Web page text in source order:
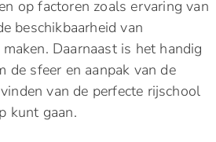
op factoren zoals ervaring van
beschikbaarheid van
Daarnaast is het handig
de sfeer en aanpak van de
van de perfecte rijschool
kunt gaan.